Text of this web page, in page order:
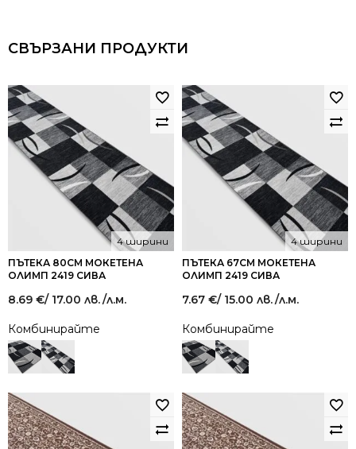
СВЪРЗАНИ ПРОДУКТИ
ПЪТЕКА 80СМ МОКЕТЕНА
ОЛИМП 2419 СИВА
4 ширини
8.69 €/ 17.00 лв./л.м.
Комбинирайте
ПЪТЕКА 67СМ МОКЕТЕНА
ОЛИМП 2419 СИВА
4 ширини
7.67 €/ 15.00 лв./л.м.
Комбинирайте